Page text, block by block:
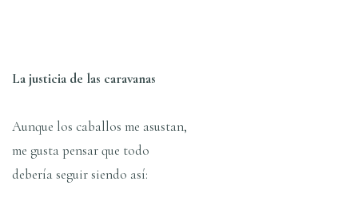
La justicia de las caravanas
Aunque los caballos me asustan,
me gusta pensar que todo
deberí­a seguir siendo así­: